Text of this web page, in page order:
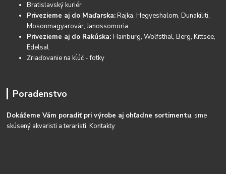
Bratislavský kuriér
Privezieme aj do Maďarska:Rajka, Hegyeshalom, Dunakiliti,
Mosonmagyarovár, Janossomoria
Privezieme aj do Rakúska:Hainburg, Wolfsthal, Berg, Kittsee,
Edelsal
Zriaďovanie na kĺúč - fotky
Poradenstvo
Dokážeme Vám poradiť pri výrobe aj ohľadne sortimentu, sme
skúsený akvaristi a teraristi.Kontakty